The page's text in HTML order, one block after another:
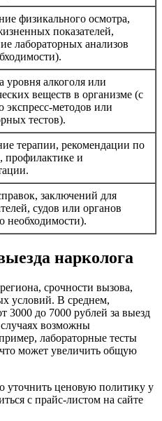
физикального осмотра,
показателей,
лабораторных анализов
уровня алкоголя или
веществ в организме (с
методов или
тестов).
терапии, рекомендации по
профилактике и
заключений для
судов или органов
необходимости).
нарколога
срочности вызова,
условий. В среднем,
3000 до 7000 рублей за выезд
возможны
лабораторные тесты
может увеличить общую
уточнить ценовую политику у
с прайс-листом на сайте